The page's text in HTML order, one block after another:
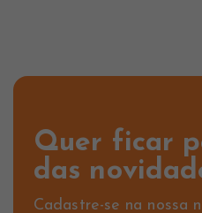
Quer ficar
das
Cadastre-se na nossa